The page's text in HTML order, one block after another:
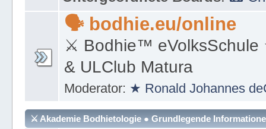
🗣 bodhie.eu/online
⚔ Bodhie™
& ULClub Matura
Moderator: ★ Ronald Johannes
⚔ Akademie Bodhietologie ● Grundlegende